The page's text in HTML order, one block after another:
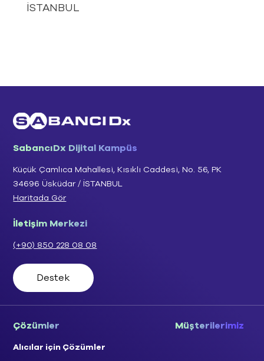
İSTANBUL
SabancıDx Dijital Kampüs
Küçük Çamlıca Mahallesi, Kısıklı Caddesi, No. 56, PK
34696 Üsküdar / İSTANBUL
Haritada Gör
İletişim Merkezi
(+90) 850 228 08 08
Destek
Çözümler
Alıcılar için Çözümler
Müşterilerimiz